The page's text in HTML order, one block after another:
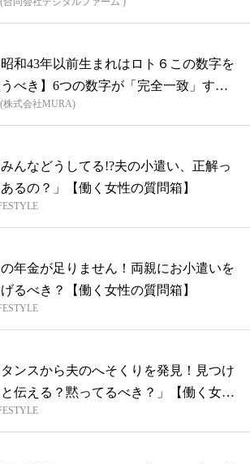
昭和43年以前生まれはロト６この数字を
べき】6つの数字が「完全一致」する
株式会社MURA)
みんなどうしてる!?夫の小遣い、正解っ
るの？」【働く女性の質問箱】
年金が足りません！両親にお小遣いを
るべき？【働く女性の質問箱】
タンスから夫のへそくりを発見！見つけ
伝える？黙ってるべき？」【働く女性
...